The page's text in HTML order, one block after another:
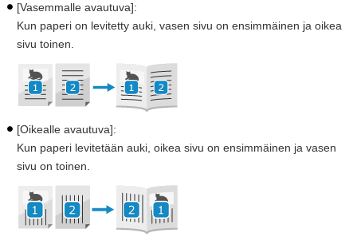
[Vasemmalle avautuva]:
Kun paperi on levitetty auki, vasen sivu on ensimmäinen ja oikea
sivu toinen.
[Oikealle avautuva]:
Kun paperi levitetään auki, oikea sivu on ensimmäinen ja vasen
sivu on toinen.